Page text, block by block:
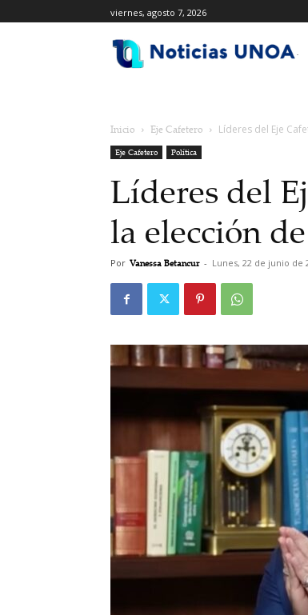
viernes, agosto 7, 2026
Inicio Eje Cafetero Líderes del Eje
Eje Cafetero Política
Líderes del
la elección
Por Vanessa Betancur - Lunes, 22 de junio de